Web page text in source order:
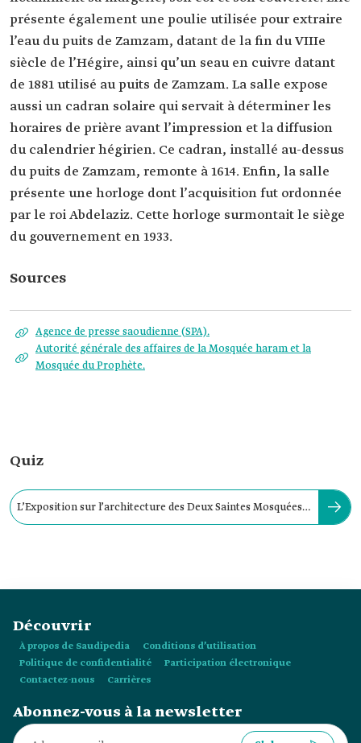
présente également une poulie utilisée pour extraire
l’eau du puits de Zamzam, datant de la fin du VIIIe
siècle de l’Hégire, ainsi qu’un seau en cuivre datant
de 1881 utilisé au puits de Zamzam. La salle expose
aussi un cadran solaire qui servait à déterminer les
horaires de prière avant l’impression et la diffusion
du calendrier hégirien. Ce cadran, installé au-dessus
du puits de Zamzam, remonte à 1614. Enfin, la salle
présente une horloge dont l’acquisition fut ordonnée
par le roi Abdelaziz. Cette horloge surmontait le siège
du gouvernement en 1933.
Sources
Agence de presse saoudienne (SPA).
Autorité générale des affaires de la Mosquée haram et la
Mosquée du Prophète.
Quiz
L’Exposition sur l’architecture des Deux Saintes Mosquées a
Découvrir
À propos de Saudipedia
Conditions d’utilisation
Politique de confidentialité
Participation électronique
Contactez-nous
Carrières
Abonnez-vous à la newsletter